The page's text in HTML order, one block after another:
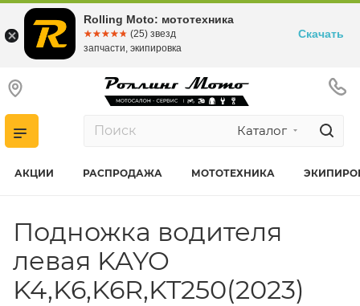
Каталог
АКЦИИ РАСПРОДАЖА МОТОТЕХНИКА
Подножка водителя
левая KAYO
K4,K6,K6R,KT250(2023)
Rolling Moto: мототехника
☆☆☆☆☆
★★★★★ (25) звезд
запчасти, экипировка
Скачать